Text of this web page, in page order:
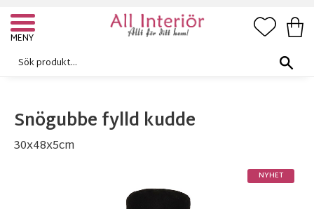
Meny
Snögubbe fylld kudde
30x48x5cm
NYHET